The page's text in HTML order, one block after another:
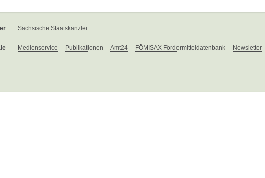
Sächsische Staatskanzlei
Medienservice Publikationen Amt24 FÖMISAX Fördermitteldatenbank Newsletter